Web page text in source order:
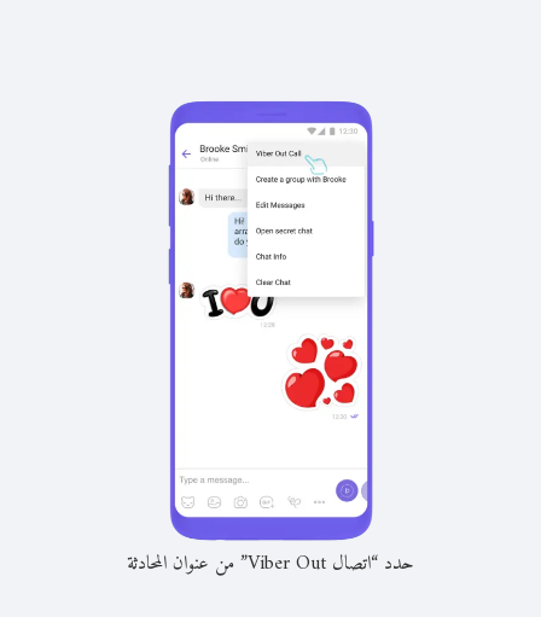
حدد “اتصال Viber Out” من عنوان المحادثة